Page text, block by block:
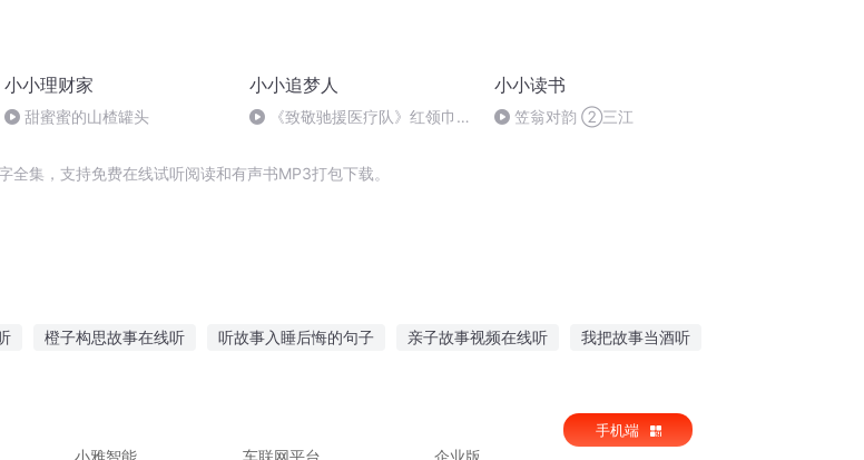
小小理财家
甜蜜蜜的山楂罐头
小小追梦人
《致敬驰援医疗队》红领巾解
年二班
小小读书
笠翁对韵 ②三江
集，支持免费在线试听阅读和有声书MP3打包下载。
橙子构思故事在线听 听故事入睡后悔的句子 亲子故事视频在线听 我把故事当酒听
小雅智能 车联网平台 企业版
手机端